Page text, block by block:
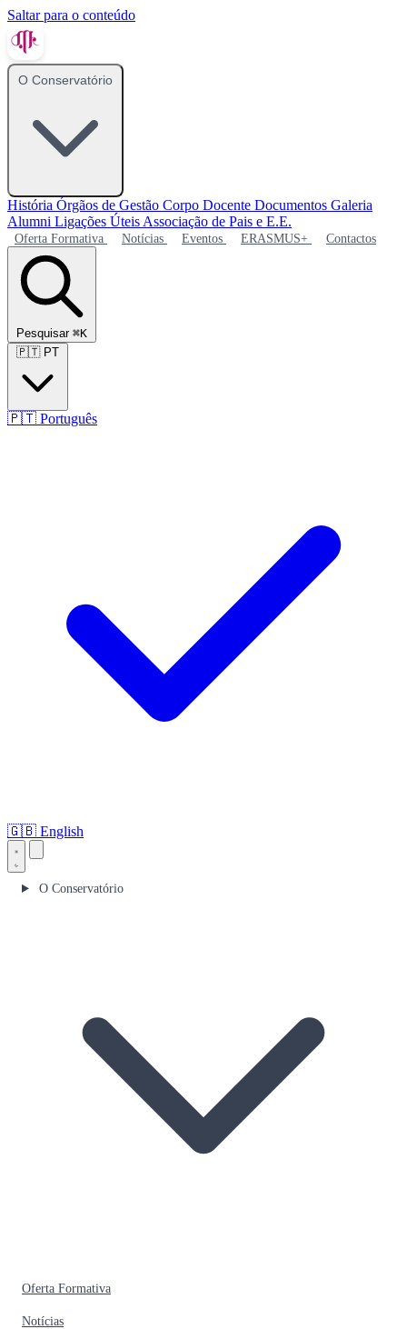
Saltar para o conteúdo
O Conservatório
História Órgãos de Gestão Corpo Docente Documentos Galeria
Alumni Ligações Úteis Associação de Pais e E.E.
Oferta Formativa Notícias Eventos ERASMUS+ Contactos
Pesquisar ⌘K
🇵🇹 PT
🇵🇹 Português
🇬🇧 English
O Conservatório
Oferta Formativa
Notícias